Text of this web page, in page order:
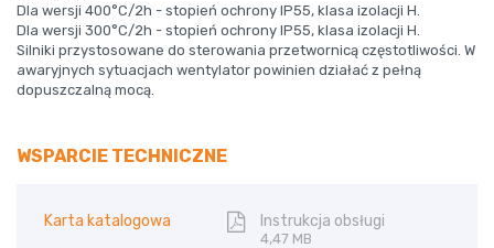
Dla wersji 400°C/2h - stopień ochrony IP55, klasa izolacji H.
Dla wersji 300°C/2h - stopień ochrony IP55, klasa izolacji H.
Silniki przystosowane do sterowania przetwornicą częstotliwości. W
awaryjnych sytuacjach wentylator powinien działać z pełną
dopuszczalną mocą.
WSPARCIE TECHNICZNE
Karta katalogowa Instrukcja obsługi
4,47 MB